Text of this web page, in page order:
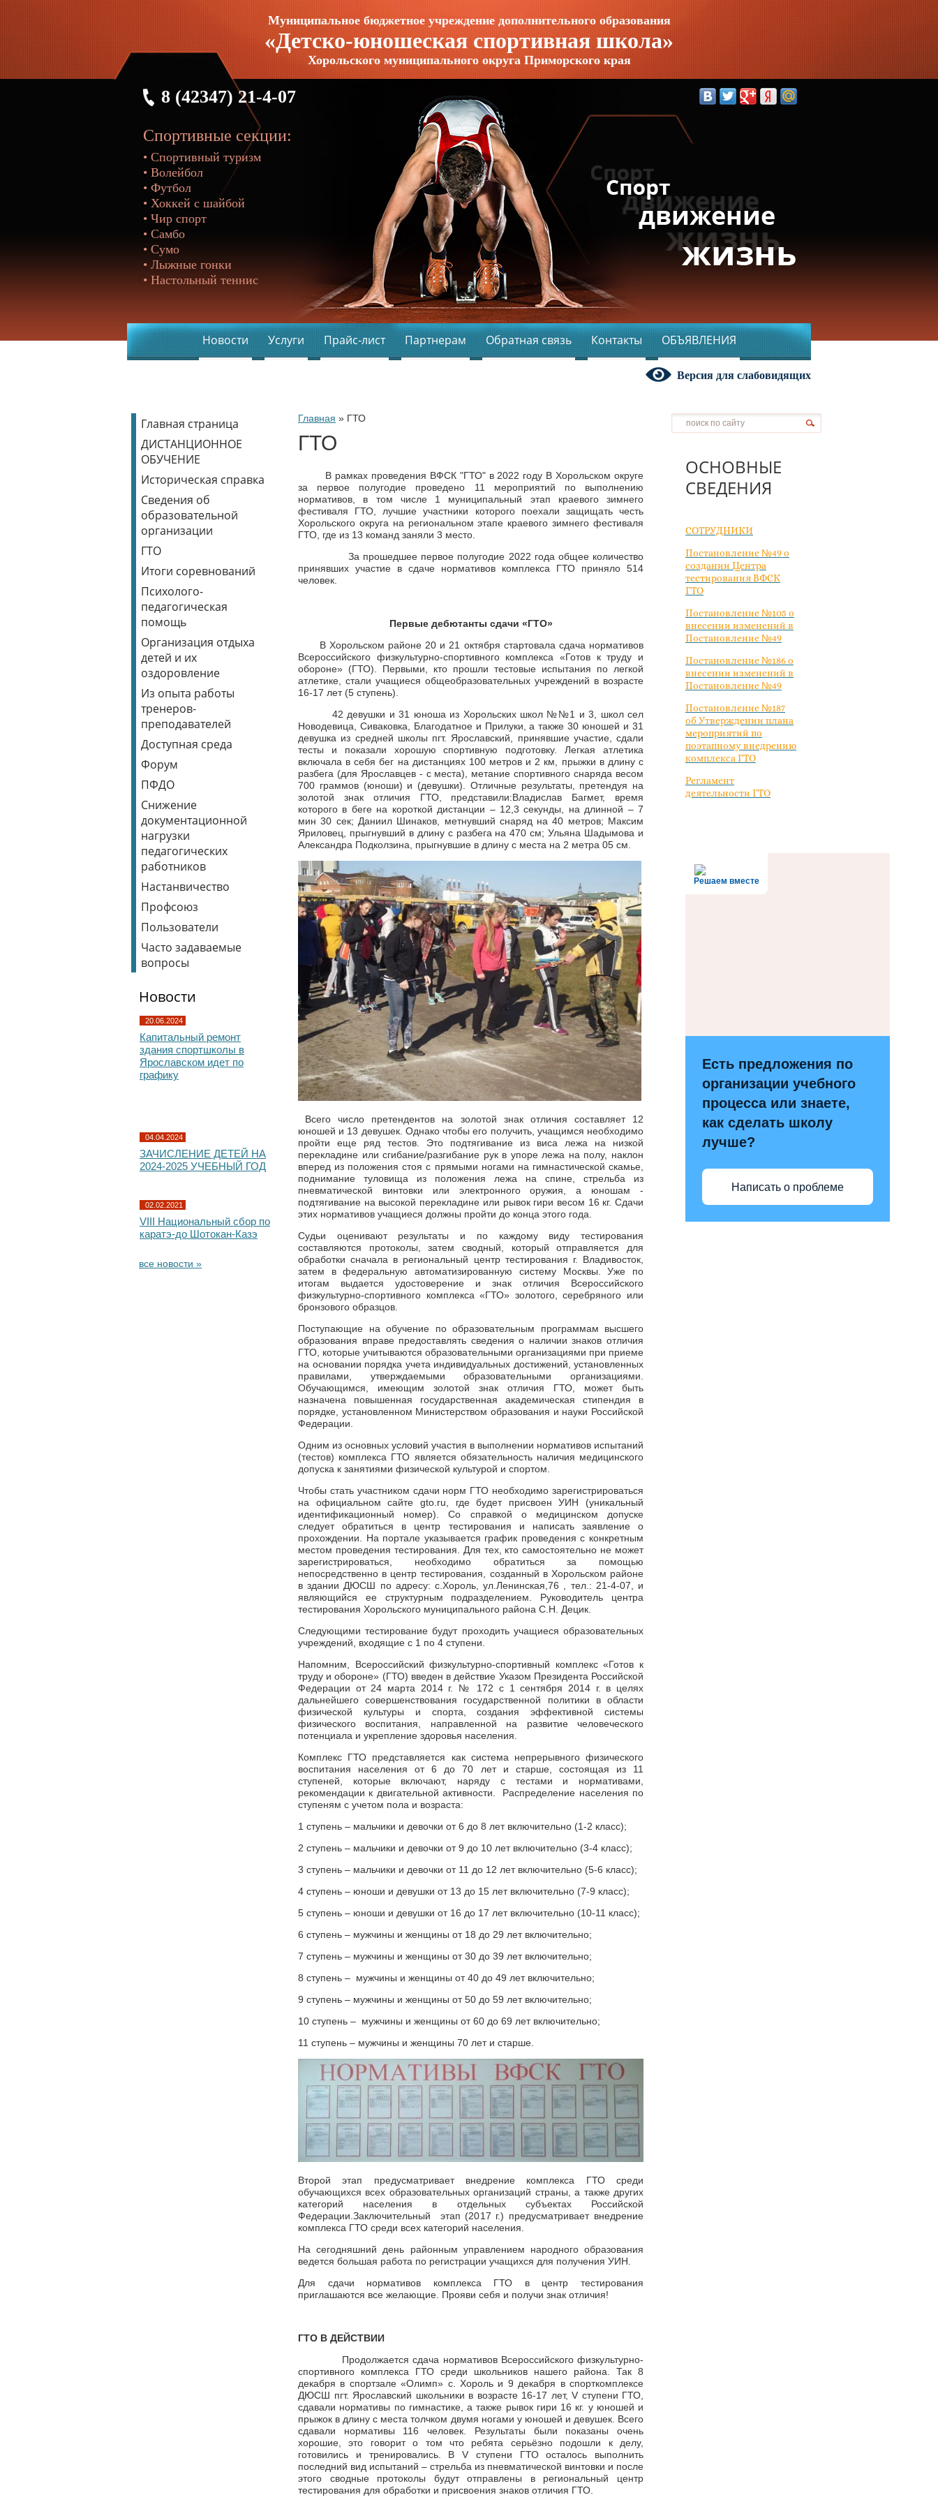
Муниципальное бюджетное учреждение дополнительного образования
«Детско-юношеская спортивная школа»
Хорольского муниципального округа Приморского края
8 (42347) 21-4-07
Спортивные секции:
• Спортивный туризм
• Волейбол
• Футбол
• Хоккей с шайбой
• Чир спорт
• Самбо
• Сумо
• Лыжные гонки
• Настольный теннис
Новости Услуги Прайс-лист Партнерам Обратная связь Контакты ОБЪЯВЛЕНИЯ
Версия для слабовидящих
Главная страница
ДИСТАНЦИОННОЕ
ОБУЧЕНИЕ
Историческая справка
Сведения об
образовательной
организации
ГТО
Итоги соревнований
Психолого-
педагогическая
помощь
Организация отдыха
детей и их
оздоровление
Из опыта работы
тренеров-
преподавателей
Доступная среда
Форум
ПФДО
Снижение
документационной
нагрузки
педагогических
работников
Настанвичество
Профсоюз
Пользователи
Часто задаваемые
вопросы
Новости
20.06.2024
Капитальный ремонт
здания спортшколы в
Ярославском идет по
графику
04.04.2024
ЗАЧИСЛЕНИЕ ДЕТЕЙ НА
2024-2025 УЧЕБНЫЙ ГОД
02.02.2021
VIII Национальный сбор по
каратэ-до Шотокан-Казэ
все новости »
ОСНОВНЫЕ
СВЕДЕНИЯ
СОТРУДНИКИ
Постановление №49 о
создании Центра
тестирования ВФСК
ГТО
Постановление №105 о
внесении изменений в
Постановление №49
Постановление №186 о
внесении изменений в
Постановление №49
Постановление №187
об Утверждении плана
мероприятий по
поэтапному внедрению
комплекса ГТО
Регламент
деятельности ГТО
Решаем вместе
Есть предложения по
организации учебного
процесса или знаете,
как сделать школу
лучше?
Написать о проблеме
Главная » ГТО
ГТО
В рамках проведения ВФСК "ГТО" в 2022 году В Хорольском округе
за первое полугодие проведено 11 мероприятий по выполнению
нормативов, в том числе 1 муниципальный этап краевого зимнего
фестиваля ГТО, лучшие участники которого поехали защищать честь
Хорольского округа на региональном этапе краевого зимнего фестиваля
ГТО, где из 13 команд заняли 3 место.
За прошедшее первое полугодие 2022 года общее количество
принявших участие в сдаче нормативов комплекса ГТО приняло 514
человек.
Первые дебютанты сдачи «ГТО»
В Хорольском районе 20 и 21 октября стартовала сдача нормативов
Всероссийского физкультурно-спортивного комплекса «Готов к труду и
обороне» (ГТО). Первыми, кто прошли тестовые испытания по легкой
атлетике, стали учащиеся общеобразовательных учреждений в возрасте
16-17 лет (5 ступень).
42 девушки и 31 юноша из Хорольских школ №№1 и 3, школ сел
Новодевица, Сиваковка, Благодатное и Прилуки, а также 30 юношей и 31
девушка из средней школы пгт. Ярославский, принявшие участие, сдали
тесты и показали хорошую спортивную подготовку. Легкая атлетика
включала в себя бег на дистанциях 100 метров и 2 км, прыжки в длину с
разбега (для Ярославцев - с места), метание спортивного снаряда весом
700 граммов (юноши) и (девушки). Отличные результаты, претендуя на
золотой знак отличия ГТО, представили:Владислав Багмет, время
которого в беге на короткой дистанции – 12,3 секунды, на длинной – 7
мин 30 сек; Даниил Шинаков, метнувший снаряд на 40 метров; Максим
Яриловец, прыгнувший в длину с разбега на 470 см; Ульяна Шадымова и
Александра Подколзина, прыгнувшие в длину с места на 2 метра 05 см.
Всего число претендентов на золотой знак отличия составляет 12
юношей и 13 девушек. Однако чтобы его получить, учащимся необходимо
пройти еще ряд тестов. Это подтягивание из виса лежа на низкой
перекладине или сгибание/разгибание рук в упоре лежа на полу, наклон
вперед из положения стоя с прямыми ногами на гимнастической скамье,
поднимание туловища из положения лежа на спине, стрельба из
пневматической винтовки или электронного оружия, а юношам -
подтягивание на высокой перекладине или рывок гири весом 16 кг. Сдачи
этих нормативов учащиеся должны пройти до конца этого года.
Судьи оценивают результаты и по каждому виду тестирования
составляются протоколы, затем сводный, который отправляется для
обработки сначала в региональный центр тестирования г. Владивосток,
затем в федеральную автоматизированную систему Москвы. Уже по
итогам выдается удостоверение и знак отличия Всероссийского
физкультурно-спортивного комплекса «ГТО» золотого, серебряного или
бронзового образцов.
Поступающие на обучение по образовательным программам высшего
образования вправе предоставлять сведения о наличии знаков отличия
ГТО, которые учитываются образовательными организациями при приеме
на основании порядка учета индивидуальных достижений, установленных
правилами, утверждаемыми образовательными организациями.
Обучающимся, имеющим золотой знак отличия ГТО, может быть
назначена повышенная государственная академическая стипендия в
порядке, установленном Министерством образования и науки Российской
Федерации.
Одним из основных условий участия в выполнении нормативов испытаний
(тестов) комплекса ГТО является обязательность наличия медицинского
допуска к занятиями физической культурой и спортом.
Чтобы стать участником сдачи норм ГТО необходимо зарегистрироваться
на официальном сайте gto.ru, где будет присвоен УИН (уникальный
идентификационный номер). Со справкой о медицинском допуске
следует обратиться в центр тестирования и написать заявление о
прохождении. На портале указывается график проведения с конкретным
местом проведения тестирования. Для тех, кто самостоятельно не может
зарегистрироваться, необходимо обратиться за помощью
непосредственно в центр тестирования, созданный в Хорольском районе
в здании ДЮСШ по адресу: с.Хороль, ул.Ленинская,76 , тел.: 21-4-07, и
являющийся ее структурным подразделением. Руководитель центра
тестирования Хорольского муниципального района С.Н. Децик.
Следующими тестирование будут проходить учащиеся образовательных
учреждений, входящие с 1 по 4 ступени.
Напомним, Всероссийский физкультурно-спортивный комплекс «Готов к
труду и обороне» (ГТО) введен в действие Указом Президента Российской
Федерации от 24 марта 2014 г. № 172 с 1 сентября 2014 г. в целях
дальнейшего совершенствования государственной политики в области
физической культуры и спорта, создания эффективной системы
физического воспитания, направленной на развитие человеческого
потенциала и укрепление здоровья населения.
Комплекс ГТО представляется как система непрерывного физического
воспитания населения от 6 до 70 лет и старше, состоящая из 11
ступеней, которые включают, наряду с тестами и нормативами,
рекомендации к двигательной активности. Распределение населения по
ступеням с учетом пола и возраста:
1 ступень – мальчики и девочки от 6 до 8 лет включительно (1-2 класс);
2 ступень – мальчики и девочки от 9 до 10 лет включительно (3-4 класс);
3 ступень – мальчики и девочки от 11 до 12 лет включительно (5-6 класс);
4 ступень – юноши и девушки от 13 до 15 лет включительно (7-9 класс);
5 ступень – юноши и девушки от 16 до 17 лет включительно (10-11 класс);
6 ступень – мужчины и женщины от 18 до 29 лет включительно;
7 ступень – мужчины и женщины от 30 до 39 лет включительно;
8 ступень – мужчины и женщины от 40 до 49 лет включительно;
9 ступень – мужчины и женщины от 50 до 59 лет включительно;
10 ступень – мужчины и женщины от 60 до 69 лет включительно;
11 ступень – мужчины и женщины 70 лет и старше.
Второй этап предусматривает внедрение комплекса ГТО среди
обучающихся всех образовательных организаций страны, а также других
категорий населения в отдельных субъектах Российской
Федерации.Заключительный этап (2017 г.) предусматривает внедрение
комплекса ГТО среди всех категорий населения.
На сегодняшний день районным управлением народного образования
ведется большая работа по регистрации учащихся для получения УИН.
Для сдачи нормативов комплекса ГТО в центр тестирования
приглашаются все желающие. Прояви себя и получи знак отличия!
ГТО В ДЕЙСТВИИ
Продолжается сдача нормативов Всероссийского физкультурно-
спортивного комплекса ГТО среди школьников нашего района. Так 8
декабря в спортзале «Олимп» с. Хороль и 9 декабря в спорткомплексе
ДЮСШ пгт. Ярославский школьники в возрасте 16-17 лет, V ступени ГТО,
сдавали нормативы по гимнастике, а также рывок гири 16 кг. у юношей и
прыжок в длину с места толчком двумя ногами у юношей и девушек. Всего
сдавали нормативы 116 человек. Результаты были показаны очень
хорошие, это говорит о том что ребята серьёзно подошли к делу,
готовились и тренировались. В V ступени ГТО осталось выполнить
последний вид испытаний – стрельба из пневматической винтовки и после
этого сводные протоколы будут отправлены в региональный центр
тестирования для обработки и присвоения знаков отличия ГТО.